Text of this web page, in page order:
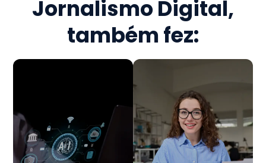
Jornalismo Digital,
também fez: